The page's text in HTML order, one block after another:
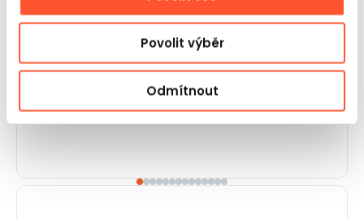
Povolit výběr
Odmítnout